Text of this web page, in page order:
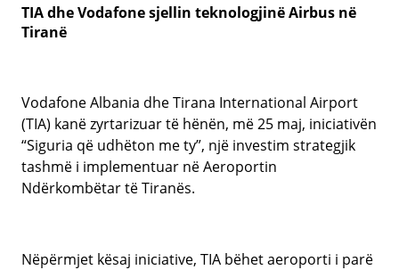
TIA dhe Vodafone sjellin teknologjinë Airbus në
Tiranë
Vodafone Albania dhe Tirana International Airport
(TIA) kanë zyrtarizuar të hënën, më 25 maj, iniciativën
“Siguria që udhëton me ty”, një investim strategjik
tashmë i implementuar në Aeroportin
Ndërkombëtar të Tiranës.
Nëpërmjet kësaj iniciative, TIA bëhet aeroporti i parë